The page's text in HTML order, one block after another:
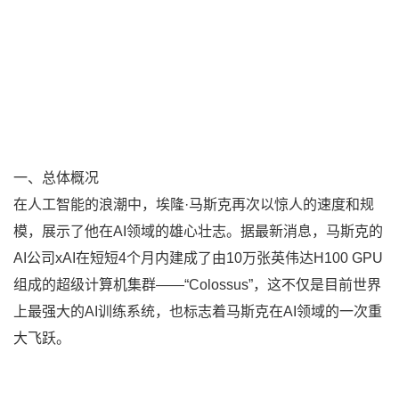
一、总体概况
在人工智能的浪潮中，埃隆·马斯克再次以惊人的速度和规
模，展示了他在AI领域的雄心壮志。据最新消息，马斯克的
AI公司xAI在短短4个月内建成了由10万张英伟达H100 GPU
组成的超级计算机集群——“Colossus”，这不仅是目前世界
上最强大的AI训练系统，也标志着马斯克在AI领域的一次重
大飞跃。